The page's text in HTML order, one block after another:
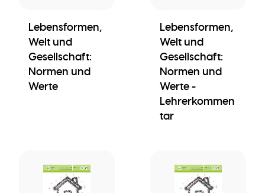
Lebensformen,
Welt und
Gesellschaft:
Normen und
Werte
Lebensformen,
Welt und
Gesellschaft:
Normen und
Werte -
Lehrerkommen
tar